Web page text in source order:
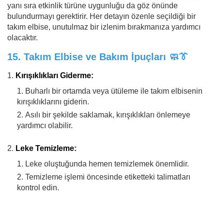
yanı sıra etkinlik türüne uygunluğu da göz önünde
bulundurmayı gerektirir. Her detayın özenle seçildiği bir
takım elbise, unutulmaz bir izlenim bırakmanıza yardımcı
olacaktır.
15. Takım Elbise ve Bakım İpuçları 🧼👔
Kırışıklıkları Giderme:
Buharlı bir ortamda veya ütüleme ile takım elbisenin
kırışıklıklarını giderin.
Asılı bir şekilde saklamak, kırışıklıkları önlemeye
yardımcı olabilir.
Leke Temizleme:
Leke oluştuğunda hemen temizlemek önemlidir.
Temizleme işlemi öncesinde etiketteki talimatları
kontrol edin.